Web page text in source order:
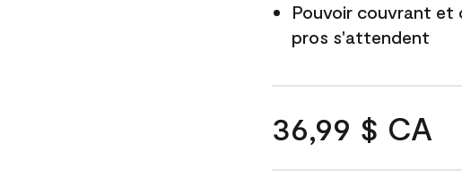
Pouvoir couvrant et
pros s'attendent
36,99 $ CA